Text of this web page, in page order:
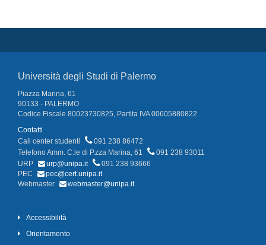
Università degli Studi di Palermo
Piazza Marina, 61
90133 - PALERMO
Codice Fiscale 80023730825, Partita IVA 00605880822
Contatti
Call center studenti
091 238 86472
Telefono Amm. C.le di P.zza Marina, 61
091 238 93011
URP
urp@unipa.it
091 238 93666
PEC
pec@cert.unipa.it
Webmaster
webmaster@unipa.it
Accessibilità
Orientamento